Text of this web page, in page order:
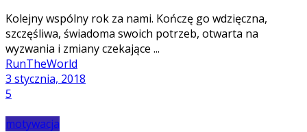
Kolejny wspólny rok za nami. Kończę go wdzięczna,
szczęśliwa, świadoma swoich potrzeb, otwarta na
wyzwania i zmiany czekające ...
RunTheWorld
3 stycznia, 2018
5
motywacja